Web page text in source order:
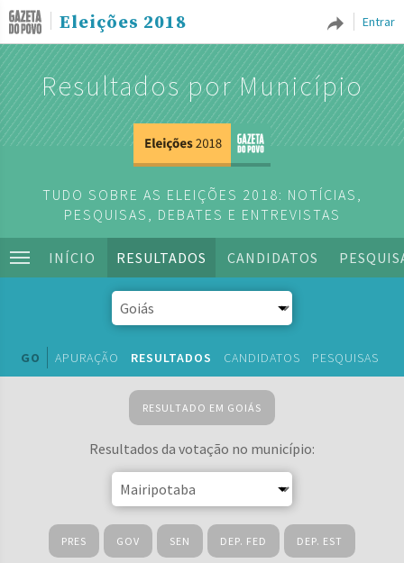
Entrar
Eleições 2018
Resultados por Município
TUDO SOBRE AS ELEIÇÕES 2018: NOTÍCIAS,
PESQUISAS, DEBATES E ENTREVISTAS
INÍCIO RESULTADOS CANDIDATOS
GO APURAÇÃO RESULTADOS CANDIDATOS PESQUISAS
RESULTADO EM GOIÁS
Resultados da votação no município:
PRES GOV SEN DEP. FED DEP. EST